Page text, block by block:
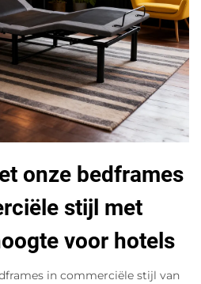
onze bedframes
stijl met
voor hotels
in commerciële stijl van